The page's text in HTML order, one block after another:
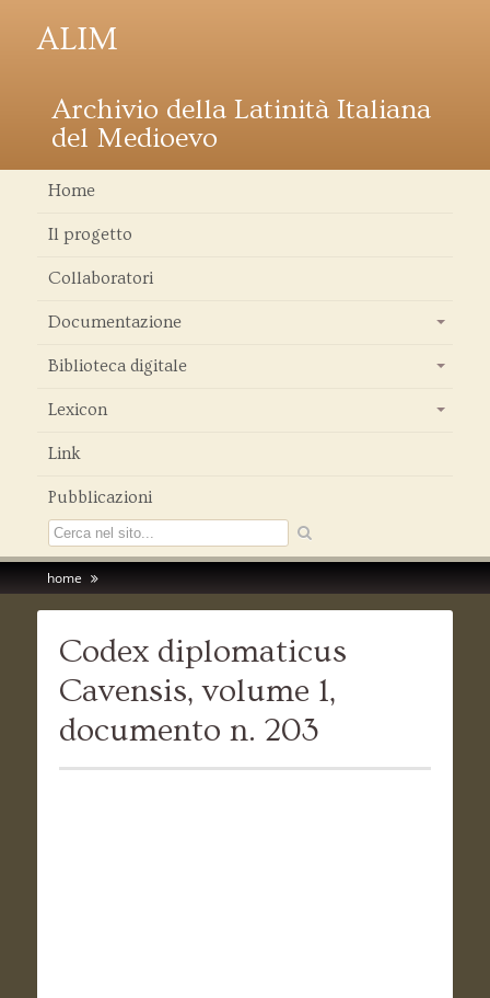
ALIM
Archivio della Latinità Italiana
del Medioevo
Home
Il progetto
Collaboratori
Documentazione
Biblioteca digitale
Lexicon
Link
Pubblicazioni
home
Codex diplomaticus
Cavensis, volume 1,
documento n. 203